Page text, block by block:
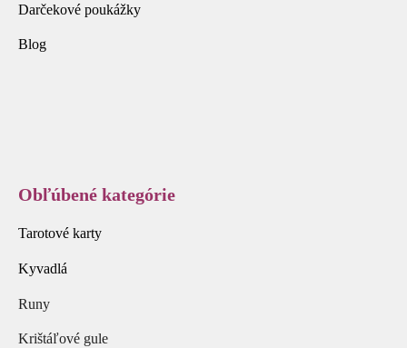
Darčekové poukážky
Blog
Obľúbené kategórie
Tarotové karty
Kyvadlá
Runy
Krištáľové gule